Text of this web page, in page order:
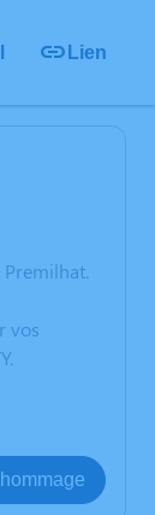
Lien
vos